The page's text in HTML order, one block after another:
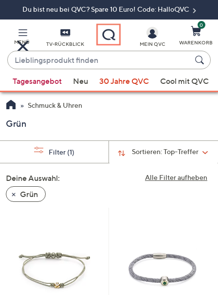
Du bist neu bei QVC? Spare 10 Euro! Code: HalloQVC
MENÜ TV-RÜCKBLICK
Lieblingsprodukt
finden
Vorschläge
verfügbar
sind,
verwenden
oben
und
nach
Touch-
Geräten
MEIN QVC
0
WARENKORB
Tagesangebot Neu 30 Jahre QVC Cool mit QVC
Schmuck & Uhren
Grün
Sortieren:Top-Treffer
Filter (1)
Alle Filter aufheben
Deine Auswahl:
Grün